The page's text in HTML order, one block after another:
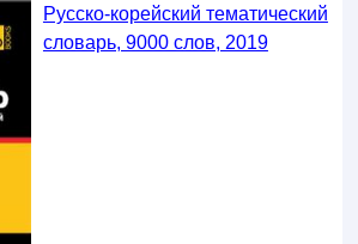
Русско-корейский тематический
словарь, 9000 слов, 2019